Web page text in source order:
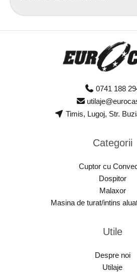
0741 188
Timis, Lugoj, Str.
Categorii
Cuptor cu
Dospitor
Malaxor
Masina de turat/intins
Utile
Despre noi
Utilaje